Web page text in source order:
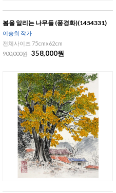
봄을 알리는 나무들 (풍경화)(1454331)
이승희 작가
전체사이즈 75cmx62cm
900,000원 358,000원